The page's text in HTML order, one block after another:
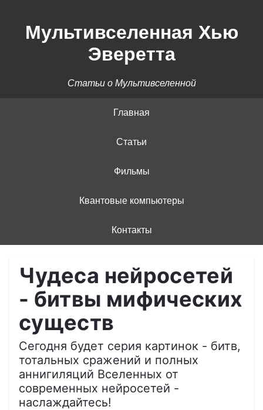
Мультивселенная Хью
Эверетта
Статьи о Мультивселенной
Главная
Статьи
Фильмы
Квантовые компьютеры
Контакты
Чудеса нейросетей
- битвы мифических
существ
Сегодня будет серия картинок - битв,
тотальных сражений и полных
аннигиляций Вселенных от
современных нейросетей -
наслаждайтесь!